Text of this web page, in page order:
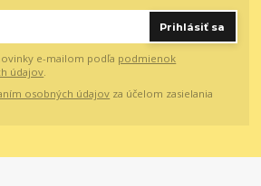
Prihlásiť sa
e-mailom podľa podmienok
údajov.
osobných údajov za účelom zasielania